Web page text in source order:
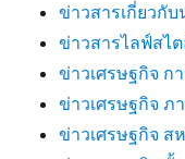
ข่าวสารเกี่ยวกั
ข่าวสารไลฟ์สไต
ข่าวเศรษฐกิจ ก
ข่าวเศรษฐกิจ ภ
ข่าวเศรษฐกิจ ส